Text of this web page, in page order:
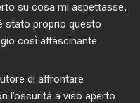
su cosa mi aspettasse,
stato proprio questo
così affascinante.
di affrontare
l’oscurità a viso aperto